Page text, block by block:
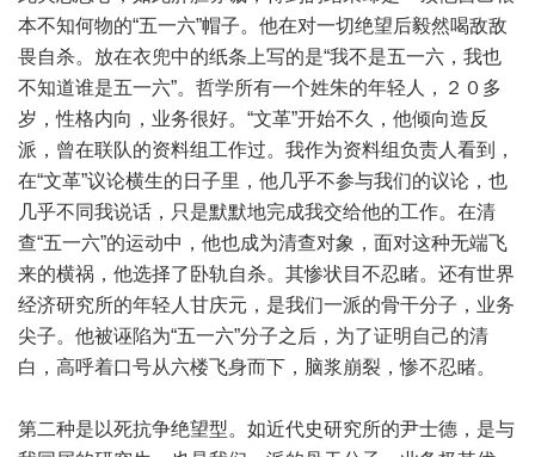
本不知何物的“五一六”帽子。他在对一切绝望后毅然喝敌敌
畏自杀。放在衣兜中的纸条上写的是“我不是五一六，我也
不知道谁是五一六”。哲学所有一个姓朱的年轻人，２０多
岁，性格内向，业务很好。“文革”开始不久，他倾向造反
派，曾在联队的资料组工作过。我作为资料组负责人看到，
在“文革”议论横生的日子里，他几乎不参与我们的议论，也
几乎不同我说话，只是默默地完成我交给他的工作。在清
查“五一六”的运动中，他也成为清查对象，面对这种无端飞
来的横祸，他选择了卧轨自杀。其惨状目不忍睹。还有世界
经济研究所的年轻人甘庆元，是我们一派的骨干分子，业务
尖子。他被诬陷为“五一六”分子之后，为了证明自己的清
白，高呼着口号从六楼飞身而下，脑浆崩裂，惨不忍睹。
第二种是以死抗争绝望型。如近代史研究所的尹士德，是与